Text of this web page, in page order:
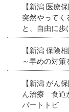
【新潟 医療
突然やってく
と、自由に歩
【新潟 保険
～早めの対策
【新潟 がん
ん治療 食道
パートトピ